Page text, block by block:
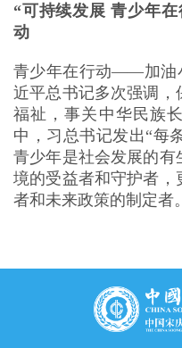
“可持续发展 青少年
动
青少年在行动——加油
近平总书记多次强调，
福祉，事关中华民族
中，习总书记发出“每
青少年是社会发展的有
境的受益者和守护者，
者和未来政策的制定者。